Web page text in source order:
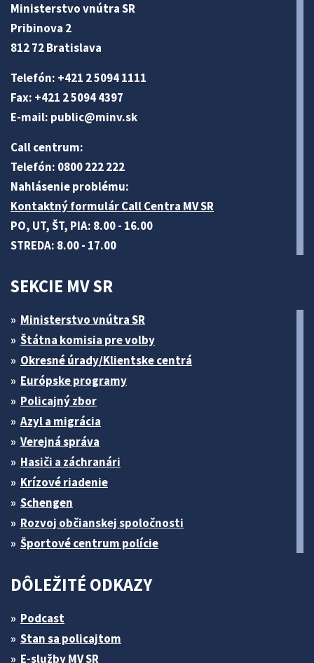
Ministerstvo vnútra SR
Pribinova 2
812 72 Bratislava
Telefón: +421 2 5094 1111
Fax: +421 2 5094 4397
E-mail: public@minv.sk
Call centrum:
Telefón: 0800 222 222
Nahlásenie problému:
Kontaktný formulár Call Centra MV SR
PO, UT, ŠT, PIA: 8.00 - 16.00
STREDA: 8.00 - 17.00
SEKCIE MV SR
Ministerstvo vnútra SR
Štátna komisia pre volby
Okresné úrady/Klientske centrá
Európske programy
Policajný zbor
Azyl a migrácia
Verejná správa
Hasiči a záchranári
Krízové riadenie
Schengen
Rozvoj občianskej spoločnosti
Športové centrum polície
DÔLEŽITÉ ODKAZY
Podcast
Stan sa policajtom
E-služby MV SR